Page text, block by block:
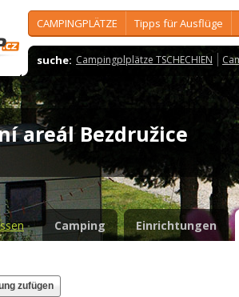
CAMPINGPLÄTZE Tipps für Ausflüge
suche: Campingplplätze TSCHECHIEN
areál Bezdružice
Camping Einrichtungen
zufügen